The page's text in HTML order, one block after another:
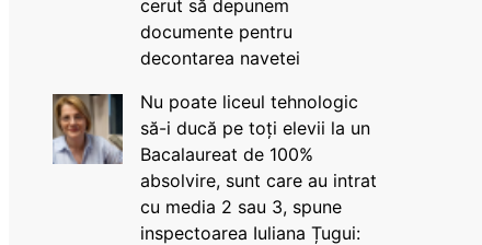
cerut să depunem
documente pentru
decontarea navetei
Nu poate liceul tehnologic
să-i ducă pe toți elevii la un
Bacalaureat de 100%
absolvire, sunt care au intrat
cu media 2 sau 3, spune
inspectoarea Iuliana Țugui: